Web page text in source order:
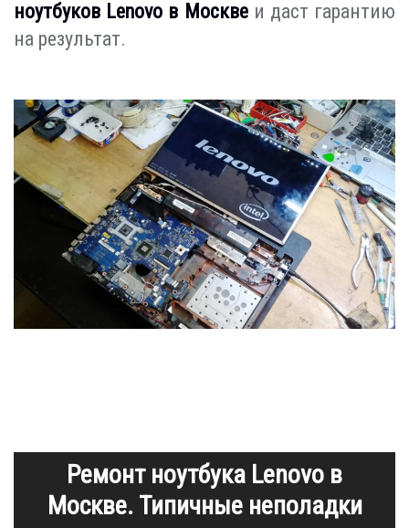
ноутбуков Lenovo в Москвеи даст гарантию
на результат.
Ремонт ноутбука Lenovo в
Москве. Типичные неполадки